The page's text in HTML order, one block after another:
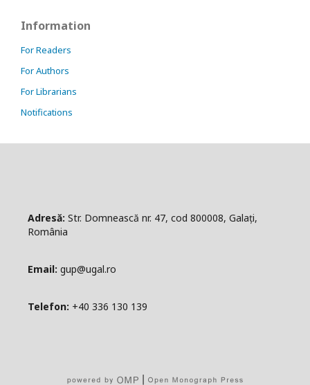
Information
For Readers
For Authors
For Librarians
Notifications
Adresă: Str. Domnească nr. 47, cod 800008, Galați,
România
Email: gup@ugal.ro
Telefon: +40 336 130 139